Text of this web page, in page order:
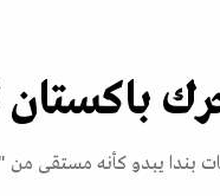
باكستان
بندا يبدو كأنه مستقى من